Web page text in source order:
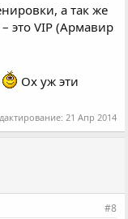
а так же
это VIP (Армавир
Ох уж эти
21 Апр 2014
#8